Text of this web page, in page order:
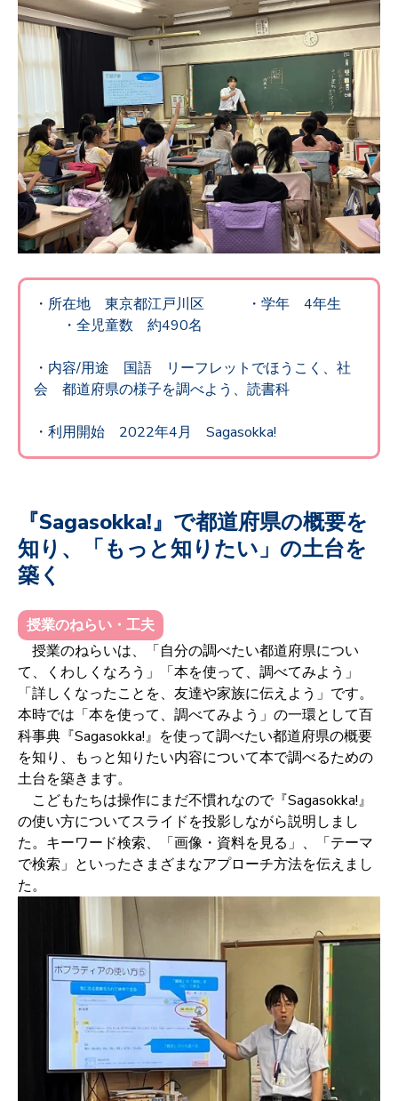
・所在地 東京都江戸川区 ・ 学年 4年生
・全児童数 約490名
・ 内容/用途 国語
リーフレットでほうこく、社
会 都道府県の様子を調べよう、読書科
・利用開始 2022年4月 Sagasokka!
『Sagasokka!』で都道府県の概要を
知り、「もっと知りたい」の土台を
築く
授業のねらい・工夫
授業のねらいは、「自分の調べたい都道府県につい
て、くわしくなろう」「本を使って、調べてみよう」
「詳しくなったことを、友達や家族に伝えよう」です。
本時では「本を使って、調べてみよう」の一環として百
科事典『Sagasokka!』を使って調べたい都道府県の概要
を知り、もっと知りたい内容について本で調べるための
土台を築きます。
こどもたちは操作にまだ不慣れなので『Sagasokka!』
の使い方についてスライドを投影しながら説明しまし
た。キーワード検索、「画像・資料を見る」、「テーマ
で検索」といったさまざまなアプローチ方法を伝えまし
た。